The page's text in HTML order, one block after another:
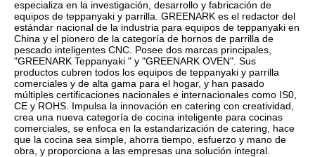
especializa en la investigación, desarrollo y fabricación de
equipos de teppanyaki y parrilla. GREENARK es el redactor del
estándar nacional de la industria para equipos de teppanyaki en
China y el pionero de la categoría de hornos de parrilla de
pescado inteligentes CNC. Posee dos marcas principales,
"GREENARK Teppanyaki " y "GREENARK OVEN". Sus
productos cubren todos los equipos de teppanyaki y parrilla
comerciales y de alta gama para el hogar, y han pasado
múltiples certificaciones nacionales e internacionales como IS0,
CE y ROHS. Impulsa la innovación en catering con creatividad,
crea una nueva categoría de cocina inteligente para cocinas
comerciales, se enfoca en la estandarización de catering, hace
que la cocina sea simple, ahorra tiempo, esfuerzo y mano de
obra, y proporciona a las empresas una solución integral.